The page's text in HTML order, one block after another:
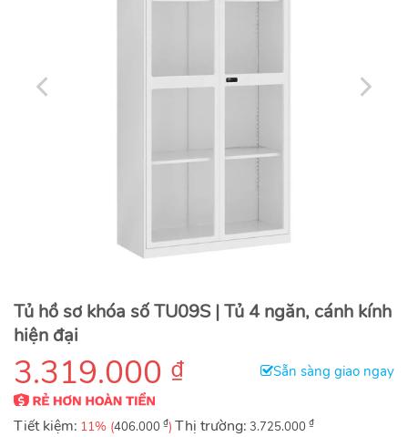
Tủ hồ sơ khóa số TU09S | Tủ 4 ngăn, cánh kính
hiện đại
3.319.000 ₫ Sẵn sàng giao ngay
Tiết kiệm: 11% (406.000 ₫) Thị trường: 3.725.000 ₫